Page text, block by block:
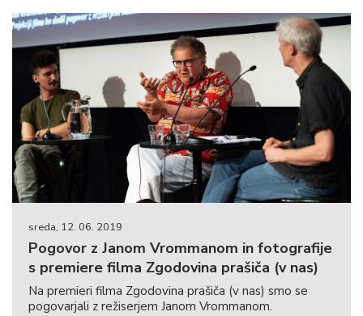
sreda, 12. 06. 2019
Pogovor z Janom Vrommanom in fotografije
s premiere filma Zgodovina prašiča (v nas)
Na premieri filma Zgodovina prašiča (v nas) smo se
pogovarjali z režiserjem Janom Vrommanom.